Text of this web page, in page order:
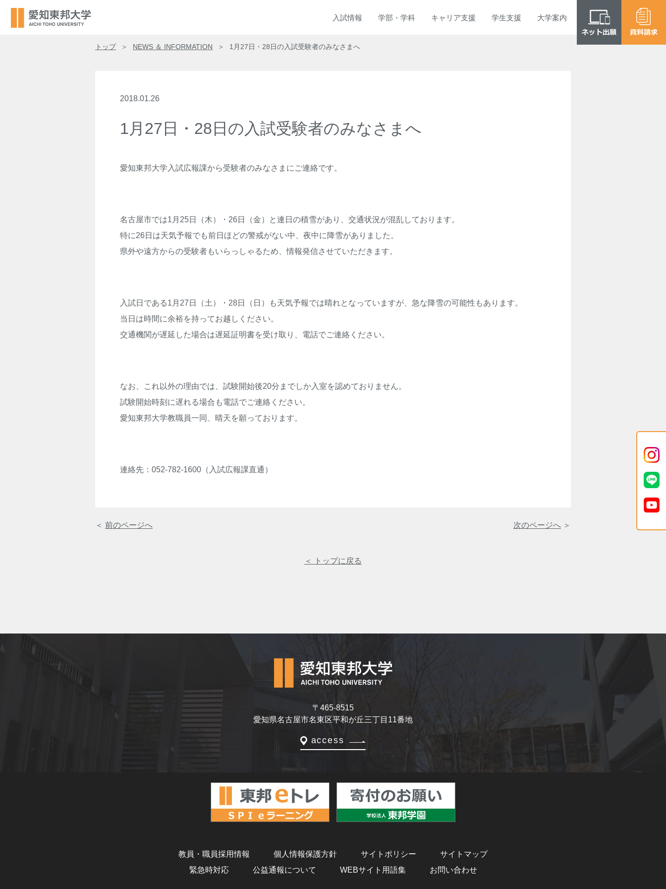
入試情報 学部 ・ 学科 キャリア支援 学生支援 大学案内
トップ NEWS ＆ INFORMATION 1月27日・28日の入試受験者のみなさまへ
2018.01.26
1月27日・28日の入試受験者のみなさまへ
愛知東邦大学入試広報課から受験者のみなさまにご連絡です。
名古屋市では1月25日（木）・26日（金）と連日の積雪があり、交通状況が混乱しております。
特に26日は天気予報でも前日ほどの警戒がない中、夜中に降雪がありました。
県外や遠方からの受験者もいらっしゃるため、情報発信させていただきます。
入試日である1月27日（土）・28日（日）も天気予報では晴れとなっていますが、急な降雪の可能性もあります。
当日は時間に余裕を持ってお越しください。
交通機関が遅延した場合は遅延証明書を受け取り、電話でご連絡ください。
なお、これ以外の理由では、試験開始後20分までしか入室を認めておりません。
試験開始時刻に遅れる場合も電話でご連絡ください。
愛知東邦大学教職員一同、晴天を願っております。
連絡先：052-782-1600（入試広報課直通）
＜ 前のページへ 次のページへ ＞
＜ トップに戻る
〒465-8515
愛知県名古屋市名東区平和が丘三丁目11番地
access
教員・職員採用情報 個人情報保護方針 サイトポリシー
サイトマップ
緊急時対応
公益通報について WEBサイト用語集 お問い合わせ